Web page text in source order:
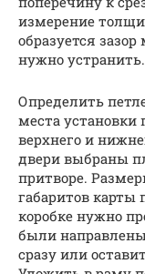
измерение
образуется
нужно устранить.
Определить
места установки
верхнего и
двери выбраны
притворе.
габаритов
коробке нужно
были
сразу или